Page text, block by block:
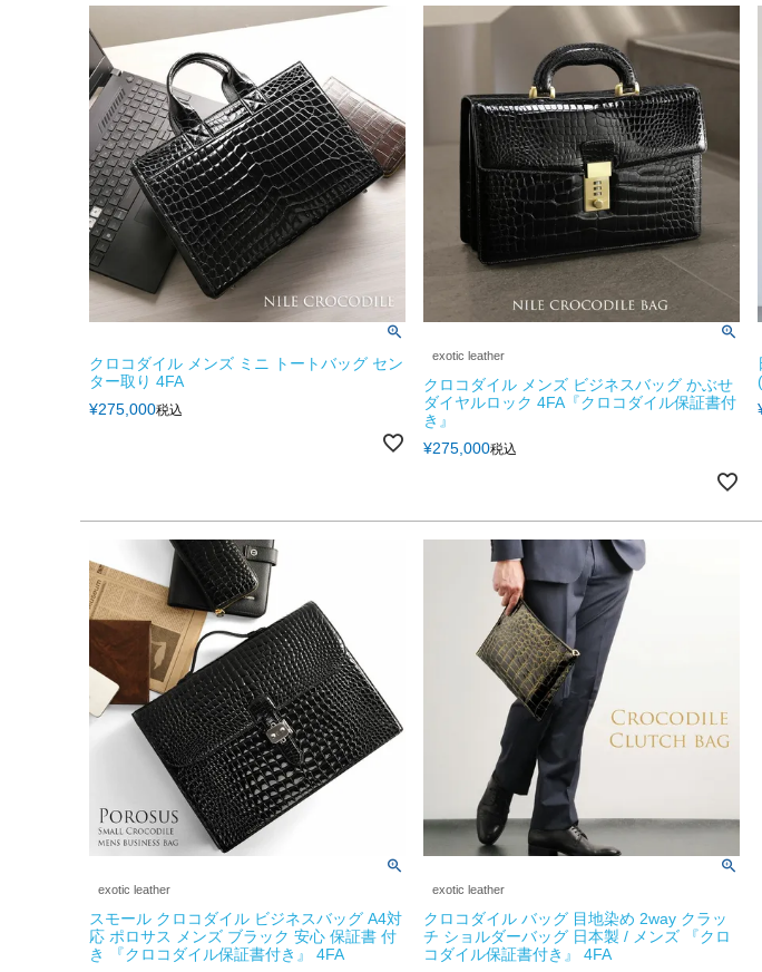
クロコダイル メンズ ミニ トートバッグ セン
ター取り 4FA
¥275,000税込
exotic leather
クロコダイル メンズ ビジネスバッグ かぶせ
ダイヤルロック 4FA『クロコダイル保証書付
き』
¥275,000税込
exotic leather
スモール クロコダイル ビジネスバッグ A4対
応 ポロサス メンズ ブラック 安心 保証書 付
き 『クロコダイル保証書付き』 4FA
exotic leather
クロコダイル バッグ 目地染め 2way クラッ
チ ショルダーバッグ 日本製 / メンズ 『クロ
コダイル保証書付き』 4FA